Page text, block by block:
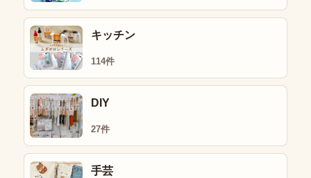
キッチン
114件
DIY
27件
手芸